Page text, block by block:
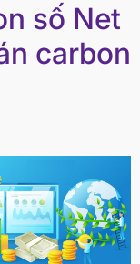
số Net
carbon